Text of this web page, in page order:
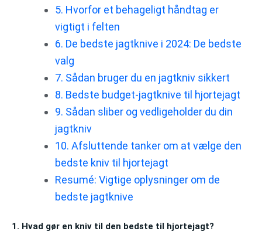
5. Hvorfor et behageligt håndtag er
vigtigt i felten
6. De bedste jagtknive i 2024: De bedste
valg
7. Sådan bruger du en jagtkniv sikkert
8. Bedste budget-jagtknive til hjortejagt
9. Sådan sliber og vedligeholder du din
jagtkniv
10. Afsluttende tanker om at vælge den
bedste kniv til hjortejagt
Resumé: Vigtige oplysninger om de
bedste jagtknive
1. Hvad gør en kniv til den bedste til hjortejagt?